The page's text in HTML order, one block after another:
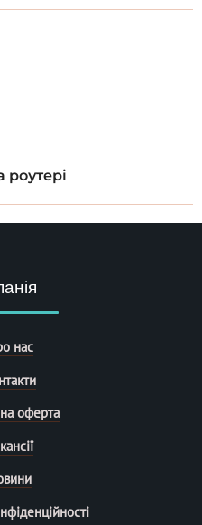
нас
оферта